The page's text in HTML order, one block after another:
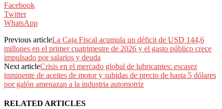
Facebook
Twitter
WhatsApp
Previous articleLa Caja Fiscal acumula un déficit de USD 144,6
millones en el primer cuatrimestre de 2026 y el gasto público crece
impulsado por salarios y deuda
Next articleCrisis en el mercado global de lubricantes: escasez
inminente de aceites de motor y subidas de precio de hasta 5 dólares
por galón amenazan a la industria automotriz
RELATED ARTICLES